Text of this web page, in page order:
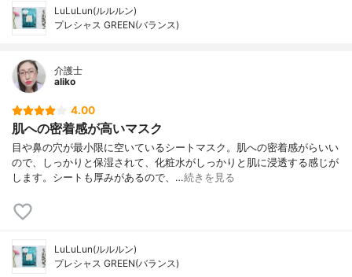
LuLuLun(ルルルン)
プレシャス GREEN(バランス)
介護士
aliko
4.00
肌への密着感が高いマスク
目や鼻の穴が最小限に空いているシートマスク。肌への密着感がらいい
ので、しっかりと保湿されて、化粧水がしっかりと肌に浸透する感じが
します。シートも厚みがあるので、…続きを見る
LuLuLun(ルルルン)
プレシャス GREEN(バランス)